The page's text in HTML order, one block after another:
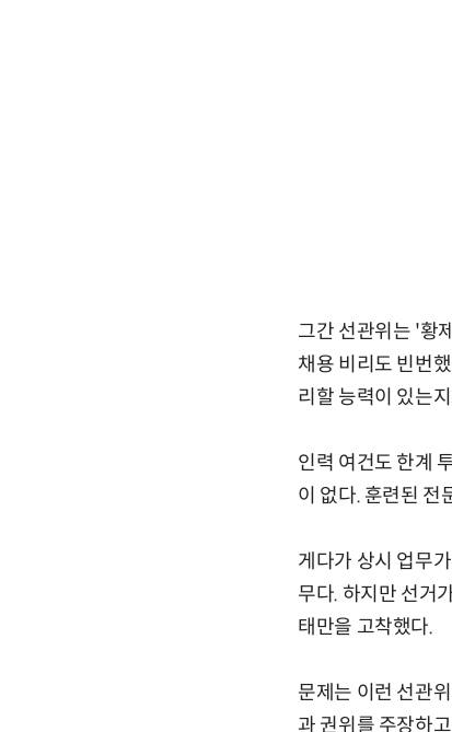
그간 선관위는 '황
채용 비리도 빈번
리할 능력이 있는
인력 여건도 한계
이 없다. 훈련된 전
게다가 상시 업무
무다. 하지만 선거
태만을 고착했다.
문제는 이런 선관
과 권위를 주장하